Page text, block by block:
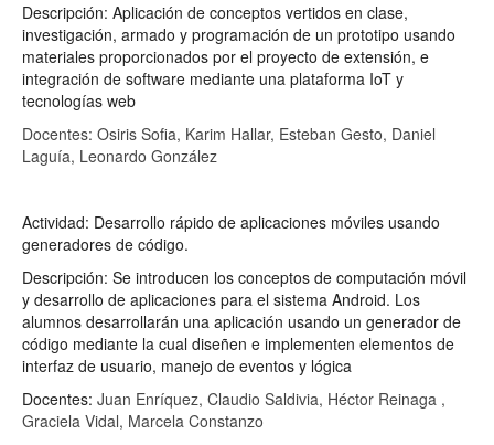
Descripción: Aplicación de conceptos vertidos en clase,
investigación, armado y programación de un prototipo usando
materiales proporcionados por el proyecto de extensión, e
integración de software mediante una plataforma IoT y
tecnologías web
Docentes: Osiris Sofia, Karim Hallar, Esteban Gesto, Daniel
Laguía, Leonardo González
Actividad: Desarrollo rápido de aplicaciones móviles usando
generadores de código.
Descripción: Se introducen los conceptos de computación móvil
y desarrollo de aplicaciones para el sistema Android. Los
alumnos desarrollarán una aplicación usando un generador de
código mediante la cual diseñen e implementen elementos de
interfaz de usuario, manejo de eventos y lógica
Docentes: Juan Enríquez, Claudio Saldivia, Héctor Reinaga ,
Graciela Vidal, Marcela Constanzo